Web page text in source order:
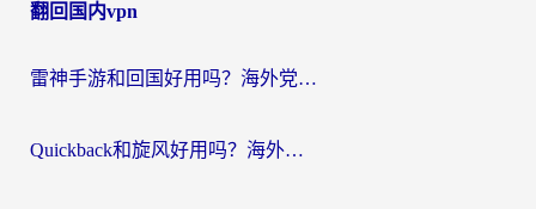
导
翻回国内vpn
雷神手游和回国好用吗？海外党亲测：选对加速器才能无缝刷剧打游戏
Quickback和旋风好用吗？海外华人亲测：选对回国加速器才能无缝看央视5